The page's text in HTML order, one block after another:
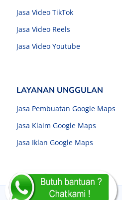
Jasa Video TikTok
Jasa Video Reels
Jasa Video Youtube
LAYANAN UNGGULAN
Jasa Pembuatan Google Maps
Jasa Klaim Google Maps
Jasa Iklan Google Maps